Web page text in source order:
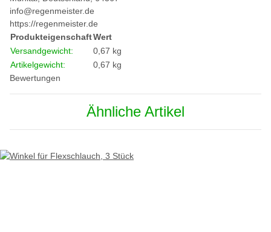
info@regenmeister.de
https://regenmeister.de
ProdukteigenschaftWert
Versandgewicht:
0,67 kg
Artikelgewicht:
0,67 kg
Bewertungen
Ähnliche Artikel